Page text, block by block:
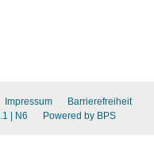
Impressum
Barrierefreiheit
| N6 Powered by BPS